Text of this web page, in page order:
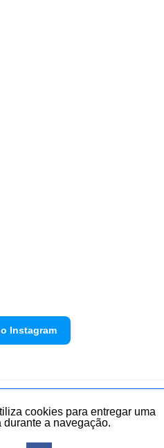
Instagram
Envie sua denúncia
cookies para entregar uma
a navegação.